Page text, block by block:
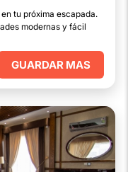
tu próxima escapada.
modernas y fácil
GUARDAR MAS